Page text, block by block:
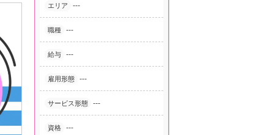
エリア ---
職種 ---
給与 ---
雇用形態 ---
サービス形態 ---
資格 ---